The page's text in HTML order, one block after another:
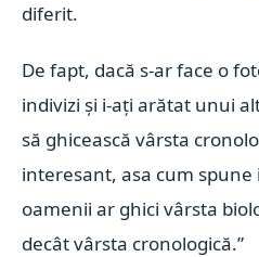
diferit.
De fapt, dacă s-ar face o
indivizi și i-ați arătat unui
să ghicească vârsta
interesant, asa cum spune
oamenii ar ghici vârsta
decât vârsta cronologică.”